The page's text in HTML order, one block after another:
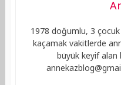
1978 doğumlu, 3
kaçamak vakitlerde
büyük keyif